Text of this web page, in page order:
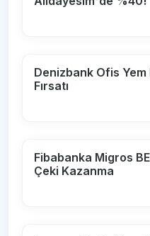
Denizbank Ofis Yem
Fırsatı
Fibabanka Migros
Çeki Kazanma